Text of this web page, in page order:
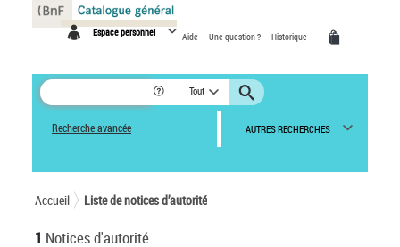
Espace personnel Aide Une question ? Historique
Tout
Recherche avancée AUTRES RECHERCHES
Accueil Liste de notices d’autorité
1 Notices d'autorité
Panneau de gestion des cookies